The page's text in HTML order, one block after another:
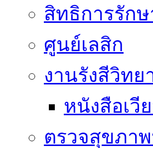
สิทธิการรักษ
ศูนย์เลสิก
งานรังสีวิทย
หนังสือเวี
ตรวจสุขภา